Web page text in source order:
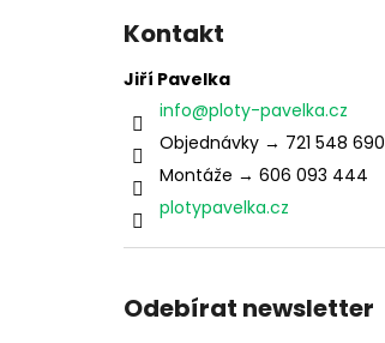
Kontakt
Jiří Pavelka
info@ploty-pavelka.cz
Objednávky → 721 548 690
Montáže → 606 093 444
plotypavelka.cz
Odebírat newsletter